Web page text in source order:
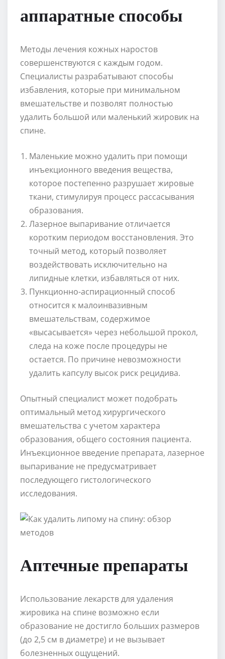
аппаратные способы
Методы лечения кожных наростов
совершенствуются с каждым годом.
Специалисты разрабатывают способы
избавления, которые при минимальном
вмешательстве и позволят полностью
удалить большой или маленький жировик на
спине.
Маленькие можно удалить при помощи
инъекционного введения вещества,
которое постепенно разрушает жировые
ткани, стимулируя процесс рассасывания
образования.
Лазерное выпаривание отличается
коротким периодом восстановления. Это
точный метод, который позволяет
воздействовать исключительно на
липидные клетки, избавляться от них.
Пункционно-аспирационный способ
относится к малоинвазивным
вмешательствам, содержимое
«высасывается» через небольшой прокол,
следа на коже после процедуры не
остается. По причине невозможности
удалить капсулу высок риск рецидива.
Опытный специалист может подобрать
оптимальный метод хирургического
вмешательства с учетом характера
образования, общего состояния пациента.
Инъекционное введение препарата, лазерное
выпаривание не предусматривает
последующего гистологического
исследования.
Аптечные препараты
Использование лекарств для удаления
жировика на спине возможно если
образование не достигло больших размеров
(до 2,5 см в диаметре) и не вызывает
болезненных ощущений.